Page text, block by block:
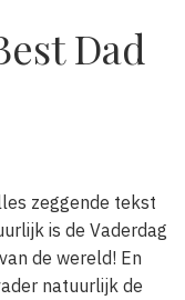
Dad
zeggende tekst
is de Vaderdag
de wereld! En
natuurlijk de